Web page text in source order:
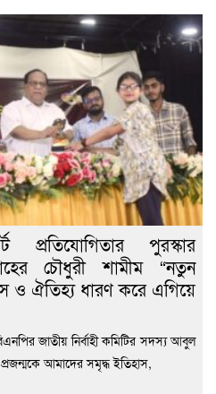
প্রতিযোগিতার পুরস্কার
চৌধুরী শামীম “নতুন
ও ঐতিহ্য ধারণ করে এগিয়ে
জাতীয় নির্বাহী কমিটির সদস্য আবুল
আমাদের সমৃদ্ধ ইতিহাস,